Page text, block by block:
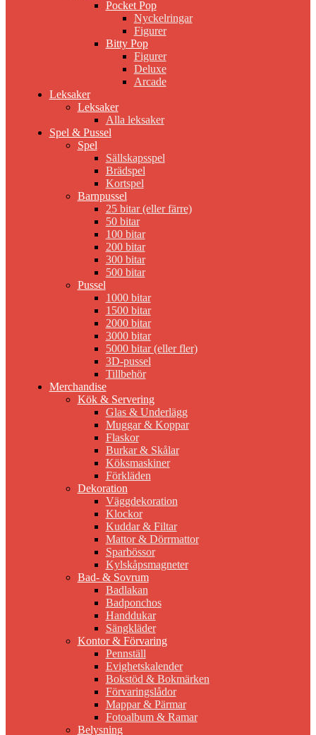
Pocket Pop
Nyckelringar
Figurer
Bitty Pop
Figurer
Deluxe
Arcade
Leksaker
Leksaker
Alla leksaker
Spel & Pussel
Spel
Sällskapsspel
Brädspel
Kortspel
Barnpussel
25 bitar (eller färre)
50 bitar
100 bitar
200 bitar
300 bitar
500 bitar
Pussel
1000 bitar
1500 bitar
2000 bitar
3000 bitar
5000 bitar (eller fler)
3D-pussel
Tillbehör
Merchandise
Kök & Servering
Glas & Underlägg
Muggar & Koppar
Flaskor
Burkar & Skålar
Köksmaskiner
Förkläden
Dekoration
Väggdekoration
Klockor
Kuddar & Filtar
Mattor & Dörrmattor
Sparbössor
Kylskåpsmagneter
Bad- & Sovrum
Badlakan
Badponchos
Handdukar
Sängkläder
Kontor & Förvaring
Pennställ
Evighetskalender
Bokstöd & Bokmärken
Förvaringslådor
Mappar & Pärmar
Fotoalbum & Ramar
Belysning